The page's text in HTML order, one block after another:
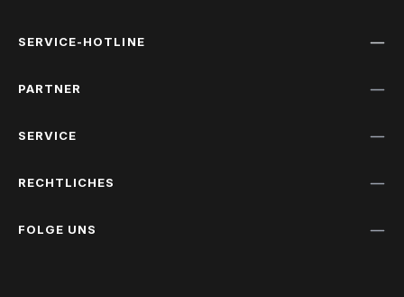
SERVICE-HOTLINE
PARTNER
SERVICE
RECHTLICHES
FOLGE UNS